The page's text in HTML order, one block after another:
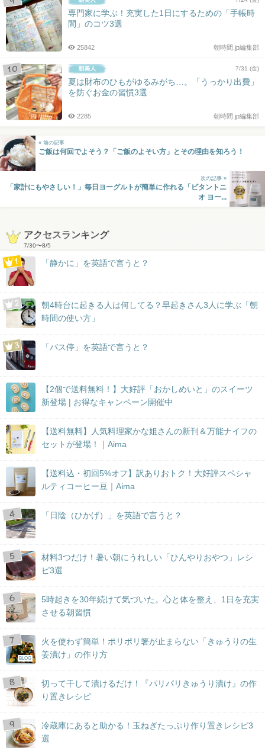
専門家に学ぶ！充実した1日にするための「手帳時
間」のコツ3選
朝時間.jp編集部
25842
7/31 (金)
夏は財布のひもがゆるみがち…。「うっかり出費」
を防ぐお金の習慣3選
朝時間.jp編集部
2285
« 前の記事
ご飯は何回でよそう？「ご飯のよそい方」とその理由を知ろう！
次の記事 »
「家計にもやさしい！」毎日ヨーグルトが簡単に作れる「ビタントニ
オ ヨー...
アクセスランキング
7/30〜8/5
「静かに」を英語で言うと？
朝4時台に起きる人は何してる？早起きさん3人に学ぶ「朝
時間の使い方」
「バス停」を英語で言うと？
【2個で送料無料！】大好評「おかしめいと」のスイーツ
新登場 | お得なキャンペーン開催中
【送料無料】人気料理家かな姐さんの新刊＆万能ナイフの
セットが登場！｜Aima
【送料込・初回5%オフ】訳ありおトク！大好評スペシャ
ルティコーヒー豆｜Aima
「日陰（ひかげ）」を英語で言うと？
材料3つだけ！暑い朝にうれしい「ひんやりおやつ」レシ
ピ3選
5時起きを30年続けて気づいた。心と体を整え、1日を充実
させる朝習慣
BLOG
火を使わず簡単！ポリポリ箸が止まらない「きゅうりの生
姜漬け」の作り方
切って干して漬けるだけ！『パリパリきゅうり漬け』の作
り置きレシピ
冷蔵庫にあると助かる！玉ねぎたっぷり作り置きレシピ3
選